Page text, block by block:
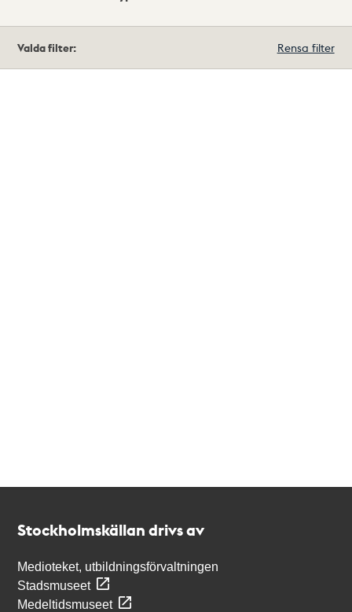
träffar
Valda filter: Rensa filter
Stockholmskällan drivs av
Medioteket, utbildningsförvaltningen
Stadsmuseet
Medeltidsmuseet